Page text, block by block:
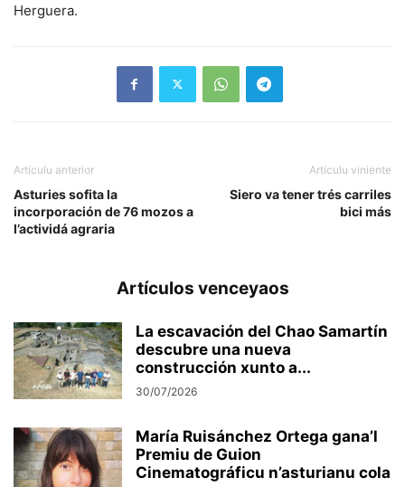
Herguera.
Artículu anterior
Asturies sofita la
incorporación de 76 mozos a
l’actividá agraria
Artículu viniente
Siero va tener trés carriles
bici más
Artículos venceyaos
La escavación del Chao Samartín
descubre una nueva
construcción xunto a...
30/07/2026
María Ruisánchez Ortega gana’l
Premiu de Guion
Cinematográficu n’asturianu cola